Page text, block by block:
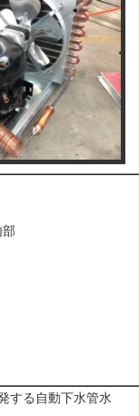
する自動下水管水